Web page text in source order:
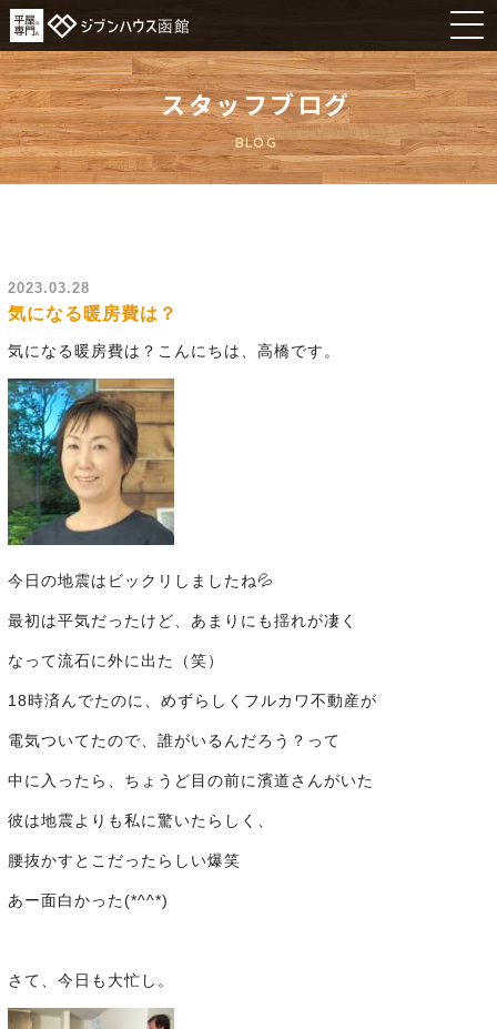
スタッフブログ
BLOG
2023.03.28
気になる暖房費は？
気になる暖房費は？こんにちは、高橋です。
今日の地震はビックリしましたね💦
最初は平気だったけど、あまりにも揺れが凄く
なって流石に外に出た（笑）
18時済んでたのに、めずらしくフルカワ不動産が
電気ついてたので、誰がいるんだろう？って
中に入ったら、ちょうど目の前に濱道さんがいた
彼は地震よりも私に驚いたらしく、
腰抜かすとこだったらしい爆笑
あー面白かった(*^^*)
さて、今日も大忙し。